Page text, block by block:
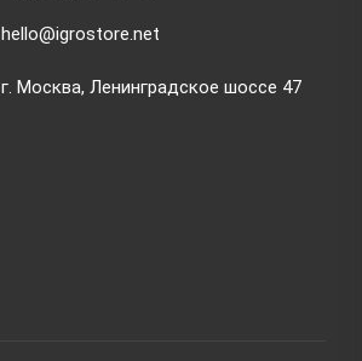
hello@igrostore.net
г. Москва, Ленинградское шоссе 47